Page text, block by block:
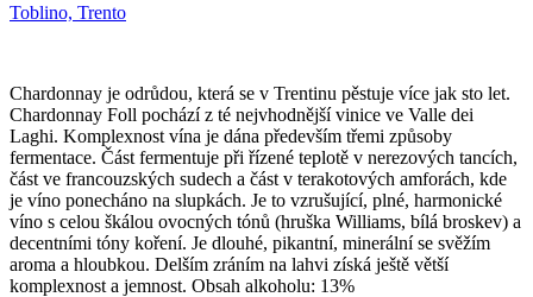
Toblino, Trento
Chardonnay je odrůdou, která se v Trentinu pěstuje více jak sto let.
Chardonnay Foll pochází z té nejvhodnější vinice ve Valle dei
Laghi. Komplexnost vína je dána především třemi způsoby
fermentace. Část fermentuje při řízené teplotě v nerezových tancích,
část ve francouzských sudech a část v terakotových amforách, kde
je víno ponecháno na slupkách. Je to vzrušující, plné, harmonické
víno s celou škálou ovocných tónů (hruška Williams, bílá broskev) a
decentními tóny koření. Je dlouhé, pikantní, minerální se svěžím
aroma a hloubkou. Delším zráním na lahvi získá ještě větší
komplexnost a jemnost. Obsah alkoholu: 13%